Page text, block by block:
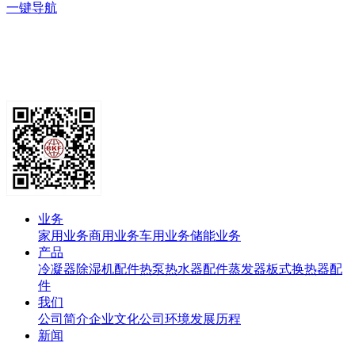
一键导航
业务
家用业务商用业务车用业务储能业务
产品
冷凝器除湿机配件热泵热水器配件蒸发器板式换热器配
件
我们
公司简介企业文化公司环境发展历程
新闻